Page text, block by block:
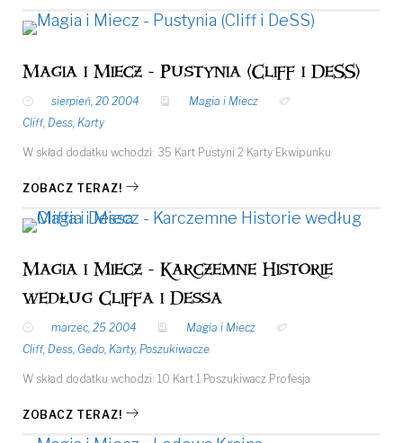
Magia i Miecz - Pustynia (Cliff i DeSS)
sierpień, 20 2004
Magia i Miecz
Cliff, Dess, Karty
W skład dodatku wchodzi: 35 Kart Pustyni 2 Karty Ekwipunku
ZOBACZ TERAZ!
Magia i Miecz - Karczemne Historie
według Cliffa i Dessa
marzec, 25 2004
Magia i Miecz
Cliff, Dess, Gedo, Karty, Poszukiwacze
W skład dodatku wchodzi: 10 Kart 1 Poszukiwacz Profesja
ZOBACZ TERAZ!